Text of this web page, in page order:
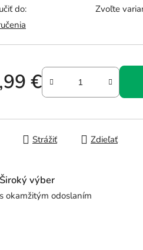
do:
Zvoľte
€
Strážiť Zdieľať
Široký výber
s okamžitým odoslaním